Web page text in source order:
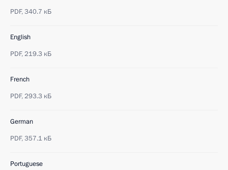
PDF,340.7 кБ
English
PDF,219.3 кБ
French
PDF,293.3 кБ
German
PDF,357.1 кБ
Portuguese